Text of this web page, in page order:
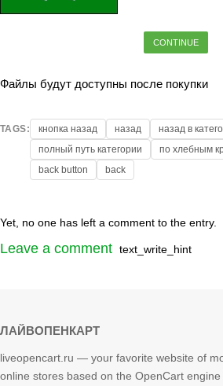
CONTINUE
Файлы будут доступны после покупки
TAGS: кнопка назад назад
назад в
полный путь категории
по хлебным
back button
back
Yet, no one has left a comment to the entry.
Leave a comment text_write_hint
ЛАЙВОПЕНКАРТ
liveopencart.ru — your favorite website of
online stores based on the OpenCart